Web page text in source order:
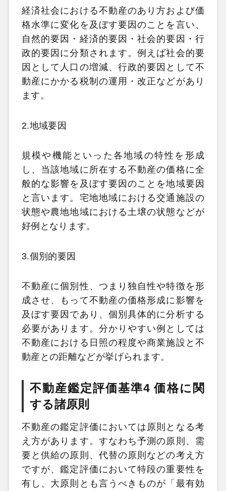
経済社会における不動産のあり方および価
格水準に変化を及ぼす要因のことを言い、
自然的要因・経済的要因・社会的要因・行
政的要因に分類されます。例えば社会的要
因として人口の増減、行政的要因として不
動産にかかる税制の運用・改正などがあり
ます。
2.地域要因
規模や機能といった各地域の特性を形成
し、当該地域に所在する不動産の価格に全
般的な影響を及ぼす要因のことを地域要因
と言います。宅地地域における交通施設の
状態や農地地域における土壌の状態などが
好例となります。
3.個別的要因
不動産に個別性、つまり独自性や特徴を形
成させ、もって不動産の価格形成に影響を
及ぼす要因であり、個別具体的に分析する
必要があります。分かりやすい例としては
不動産における日照の程度や商業施設と不
動産との距離などが挙げられます。
不動産鑑定評価基準4 価格に関
する諸原則
不動産の鑑定評価においては原則となる考
え方があります。すなわち予測の原則、需
要と供給の原則、代替の原則などの考え方
ですが、鑑定評価において特段の重要性を
有し、大原則とも言うべきものが「最有効